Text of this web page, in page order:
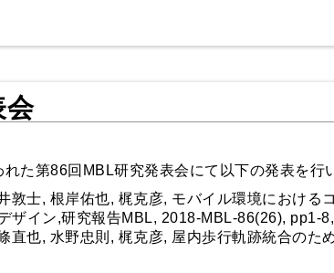
会
た第86回MBL研究発表会にて以下の発表を行
敦士, 根岸佑也, 梶克彦, モバイル環境における
ザイン,研究報告MBL, 2018-MBL-86(26), pp1-
直也, 水野忠則, 梶克彦, 屋内歩行軌跡統合のた